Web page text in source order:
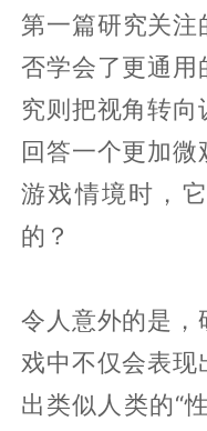
第一篇研究关
否学会了更通用
究则把视角转
回答一个更加微
游戏情境时，
的？
令人意外的是，
戏中不仅会表
出类似人类的“